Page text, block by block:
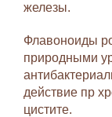
железы.
Флавоноиды
природными
действие пр
цистите.